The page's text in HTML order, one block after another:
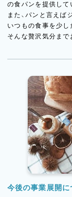
の食パンを提供して
また、パンと言えば
いつもの食事を少し
そんな贅沢気分まで
今後の事業展開に